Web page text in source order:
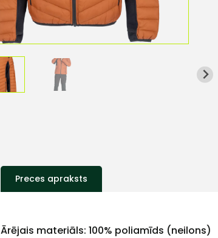
Preces apraksts
Ārējais materiāls: 100% poliamīds (neilons)